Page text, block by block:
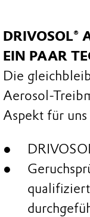
DRIVOSOL®
EIN PAAR
Die
Aerosol-
Aspekt für